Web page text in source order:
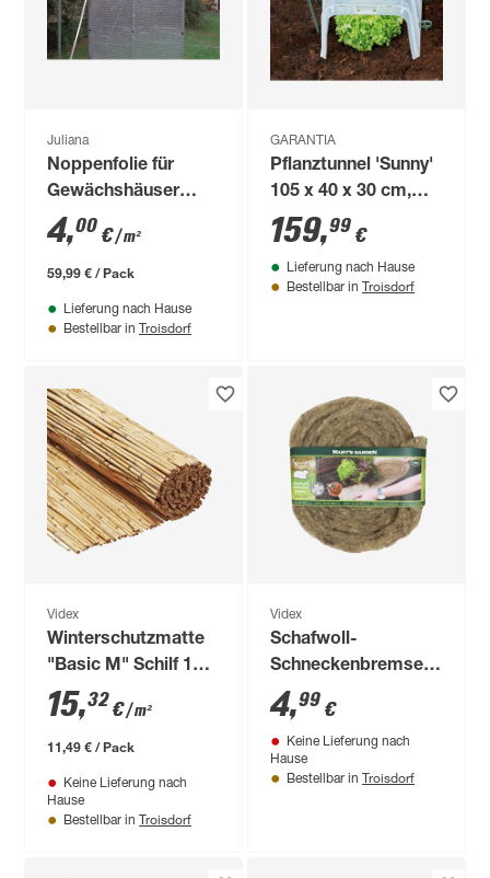
Juliana
Noppenfolie für
Gewächshäuser
milchige Optik 1,5 x
10 m
4,00 €/ m²
59,99 € / Pack
Lieferung nach Hause
Bestellbar in Troisdorf
GARANTIA
Pflanztunnel 'Sunny'
105 x 40 x 30 cm,
5er-Komplettset
159,99 €
Lieferung nach Hause
Bestellbar in Troisdorf
Videx
Winterschutzmatte
"Basic M" Schilf 150
x 50 cm
15,32€/ m²
11,49 € / Pack
Keine Lieferung nach
Hause
Bestellbar in Troisdorf
Videx
Schafwoll-
Schneckenbremse
100 x 12 cm
4,99 €
Keine Lieferung nach
Hause
Bestellbar in Troisdorf